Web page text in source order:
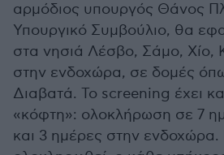
αρμόδιος υπουργός Θάνος
Υπουργικό Συμβούλιο, θα
στα νησιά Λέσβο, Σάμο, Χίο,
στην ενδοχώρα, σε δομές
Διαβατά. Το screening έχει
«κόφτη»: ολοκλήρωση σε 7
και 3 ημέρες στην ενδοχώρα.